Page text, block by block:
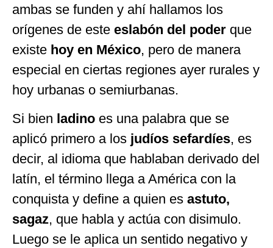
ambas se funden y ahí hallamos los
orígenes de este eslabón del poder que
existe hoy en México, pero de manera
especial en ciertas regiones ayer rurales y
hoy urbanas o semiurbanas.
Si bien ladino es una palabra que se
aplicó primero a los judíos sefardíes, es
decir, al idioma que hablaban derivado del
latín, el término llega a América con la
conquista y define a quien es astuto,
sagaz, que habla y actúa con disimulo.
Luego se le aplica un sentido negativo y